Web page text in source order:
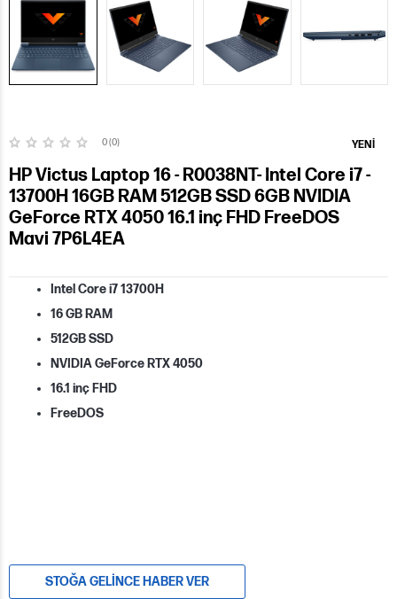
YENI
0 (0)
HP Victus Laptop 16 - R0038NT- Intel Core i7 -
13700H 16GB RAM 512GB SSD 6GB NVIDIA
GeForce RTX 4050 16.1 inç FHD FreeDOS
Mavi 7P6L4EA
Intel Core i7 13700H
16 GB RAM
512GB SSD
NVIDIA GeForce RTX 4050
16.1 inç FHD
FreeDOS
STOĞA GELINCE HABER VER